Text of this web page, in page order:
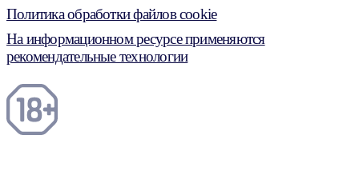
Политика обработки файлов cookie
На информационном ресурсе применяются
рекомендательные технологии